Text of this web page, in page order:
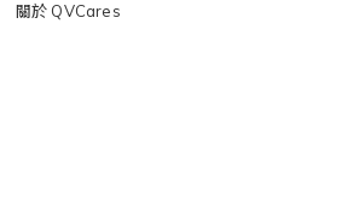
關於 QVCares